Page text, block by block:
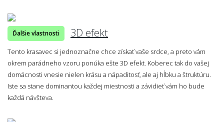
Ďalšie vlastnosti 3D efekt
Tento krasavec si jednoznačne chce získať vaše srdce, a preto vám
okrem parádneho vzoru ponúka ešte 3D efekt. Koberec tak do vašej
domácnosti vnesie nielen krásu a nápaditosť, ale aj hĺbku a štruktúru.
Iste sa stane dominantou každej miestnosti a závidieť vám ho bude
každá návšteva.